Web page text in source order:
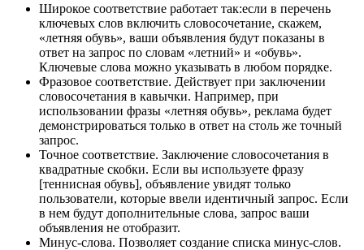
Широкое соответствие работает так:если в перечень
ключевых слов включить словосочетание, скажем,
«летняя обувь», ваши объявления будут показаны в
ответ на запрос по словам «летний» и «обувь».
Ключевые слова можно указывать в любом порядке.
Фразовое соответствие. Действует при заключении
словосочетания в кавычки. Например, при
использовании фразы «летняя обувь», реклама будет
демонстрироваться только в ответ на столь же точный
запрос.
Точное соответствие. Заключение словосочетания в
квадратные скобки. Если вы используете фразу
[теннисная обувь], объявление увидят только
пользователи, которые ввели идентичный запрос. Если
в нем будут дополнительные слова, запрос ваши
объявления не отобразит.
Минус-слова. Позволяет создание списка минус-слов.